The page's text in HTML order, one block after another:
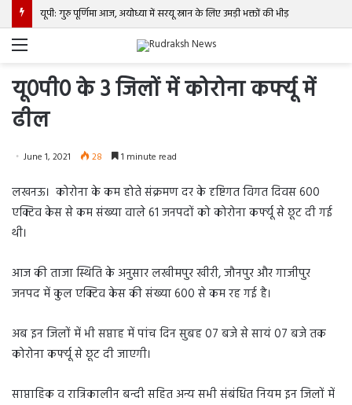
यूपी: गुरु पूर्णिमा आज, अयोध्या में सरयू स्नान के लिए उमड़ी भक्तों की भीड़
Menu
यू0पी0 के 3 जिलों में कोरोना कर्फ्यू में
ढील
June 1, 2021 28 1 minute read
लखनऊ। कोरोना के कम होते संक्रमण दर के दृष्टिगत विगत दिवस 600
एक्टिव केस से कम संख्या वाले 61 जनपदों को कोरोना कर्फ्यू से छूट दी गई
थी।
आज की ताजा स्थिति के अनुसार लखीमपुर खीरी, जौनपुर और गाजीपुर
जनपद में कुल एक्टिव केस की संख्या 600 से कम रह गई है।
अब इन जिलों में भी सप्ताह में पांच दिन सुबह 07 बजे से सायं 07 बजे तक
कोरोना कर्फ्यू से छूट दी जाएगी।
साप्ताहिक व रात्रिकालीन बन्दी सहित अन्य सभी संबंधित नियम इन जिलों में